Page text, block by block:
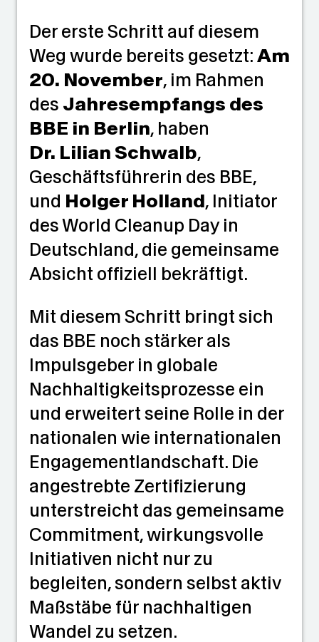
Der erste Schritt auf diesem
Weg wurde bereits gesetzt: Am
20. November, im Rahmen
des Jahresempfangs des
BBE in Berlin, haben
Dr. Lilian Schwalb,
Geschäftsführerin des BBE,
und Holger Holland , Initiator
des World Cleanup Day in
Deutschland, die gemeinsame
Absicht offiziell bekräftigt.
Mit diesem Schritt bringt sich
das BBE noch stärker als
Impulsgeber in globale
Nachhaltigkeitsprozesse ein
und erweitert seine Rolle in der
nationalen wie internationalen
Engagementlandschaft. Die
angestrebte Zertifizierung
unterstreicht das gemeinsame
Commitment, wirkungsvolle
Initiativen nicht nur zu
begleiten, sondern selbst aktiv
Maßstäbe für nachhaltigen
Wandel zu setzen.